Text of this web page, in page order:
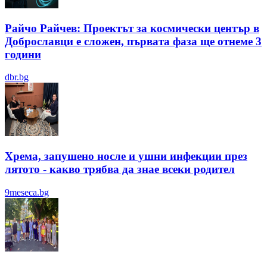
Райчо Райчев: Проектът за космически център в
Доброславци е сложен, първата фаза ще отнеме 3
години
dbr.bg
Хрема, запушено носле и ушни инфекции през
лятотo - какво трябва да знае всеки родител
9meseca.bg